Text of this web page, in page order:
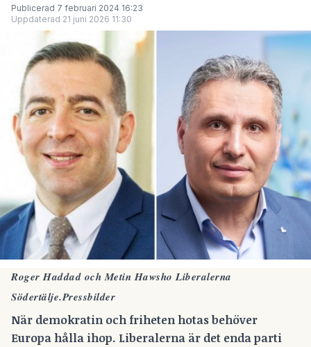
Publicerad 7 februari 2024 16:23
Uppdaterad 21 juni 2026 11:30
Roger Haddad och Metin Hawsho Liberalerna
Södertälje.Pressbilder
När demokratin och friheten hotas behöver
Europa hålla ihop. Liberalerna är det enda parti